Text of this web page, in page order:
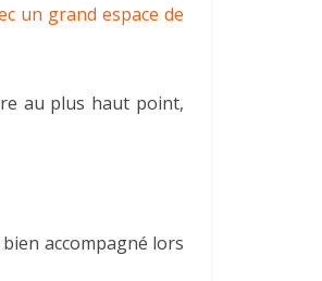
un grand espace de
au plus haut point,
accompagné lors